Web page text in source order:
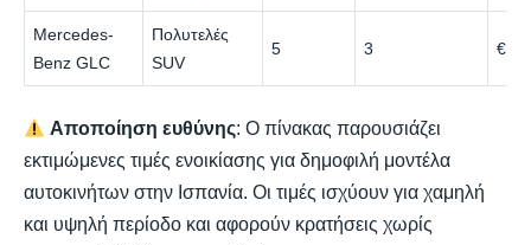
Mercedes-
Benz GLC
Πολυτελές
SUV
5 3
Αποποίηση ευθύνης: Ο πίνακας παρουσιάζει
εκτιμώμενες τιμές ενοικίασης για δημοφιλή μοντέλα
αυτοκινήτων στην Ισπανία. Οι τιμές ισχύουν για χαμηλή
και υψηλή περίοδο και αφορούν κρατήσεις χωρίς